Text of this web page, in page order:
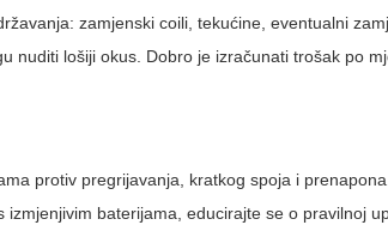
zamjenski coili, tekućine, eventualni
nuditi lošiji okus. Dobro je izračunati trošak po
protiv pregrijavanja, kratkog spoja i
baterijama, educirajte se o pravilnoj